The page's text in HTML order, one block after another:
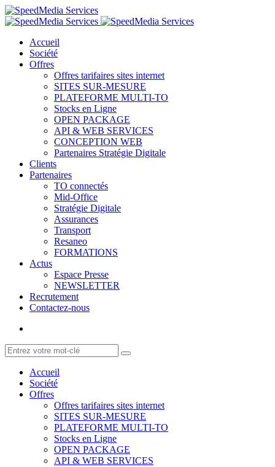
Accueil
Société
Offres
Offres tarifaires sites internet
SITES SUR-MESURE
PLATEFORME MULTI-TO
Stocks en Ligne
OPEN PACKAGE
API & WEB SERVICES
CONCEPTION WEB
Partenaires Stratégie Digitale
Clients
Partenaires
TO connectés
Mid-Office
Stratégie Digitale
Assurances
Transport
Resaneo
FORMATIONS
Actus
Espace Presse
NEWSLETTER
Recrutement
Contactez-nous
Accueil
Société
Offres
Offres tarifaires sites internet
SITES SUR-MESURE
PLATEFORME MULTI-TO
Stocks en Ligne
OPEN PACKAGE
API & WEB SERVICES